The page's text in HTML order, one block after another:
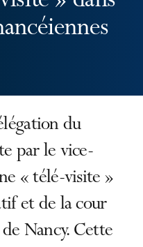
du
par le vice-
« télé-visite »
et de la cour
Nancy. Cette